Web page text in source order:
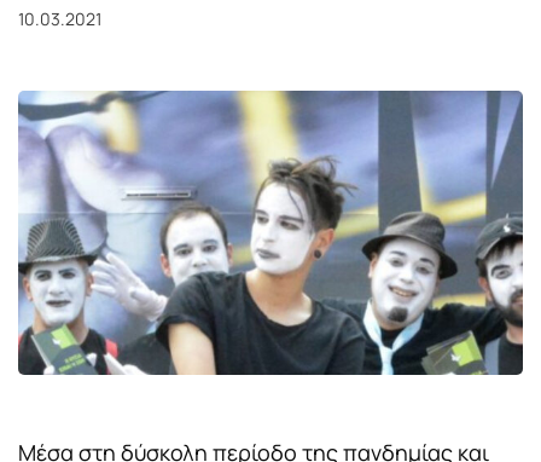
10.03.2021
Μέσα στη δύσκολη περίοδο της πανδημίας και